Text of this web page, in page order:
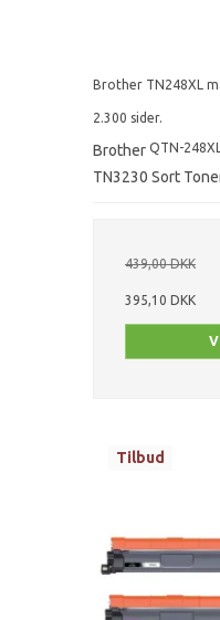
Brother TN248XL
2.300 sider.
Brother QTN-
TN3230 Sort
439,00 DKK
395,10 DKK
Tilbud